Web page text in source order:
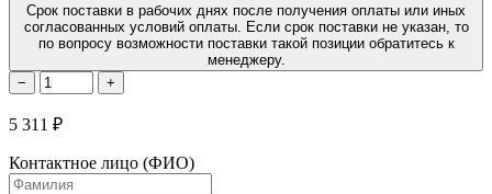
Срок поставки в рабочих днях после получения оплаты или иных
согласованных условий оплаты. Если срок поставки не указан, то
по вопросу возможности поставки такой позиции обратитесь к
менеджеру.
−
+
5 311 ₽
Контактное лицо (ФИО)